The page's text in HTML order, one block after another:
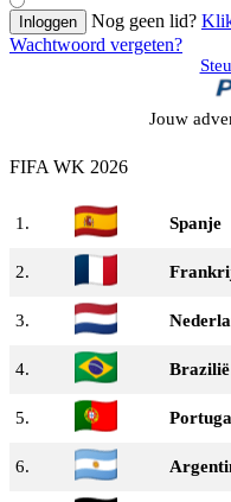
Inloggen Nog geen lid?
Wachtwoord vergeten?
Jouw
FIFA WK 2026
1. Spanje
2.
3.
4. Brazilië
5.
6.